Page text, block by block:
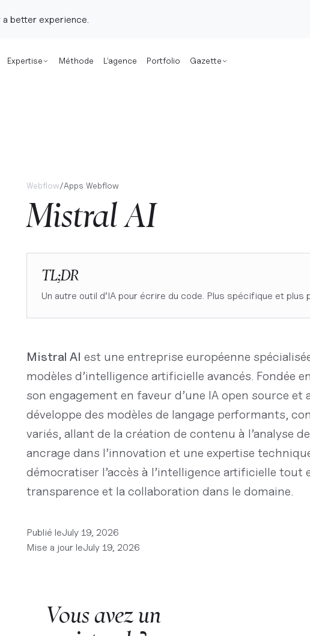
better experience.
Expertise Méthode L’agence Portfolio Gazette
Webflow/Apps Webflow
Mistral AI
TL;DR
Un autre outil d’IA pour écrire du code. Plus spécifique et plus
Mistral AI est une entreprise européenne
modèles d’intelligence artificielle avancés. Fondée
son engagement en faveur d’une IA open source et
développe des modèles de langage performants,
variés, allant de la création de contenu à l’analyse
ancrage dans l’innovation et une expertise
démocratiser l’accès à l’intelligence artificielle tout
transparence et la collaboration dans le domaine.
Publié leJuly 19, 2026
Mise a jour leJuly 19, 2026
Vous avez un